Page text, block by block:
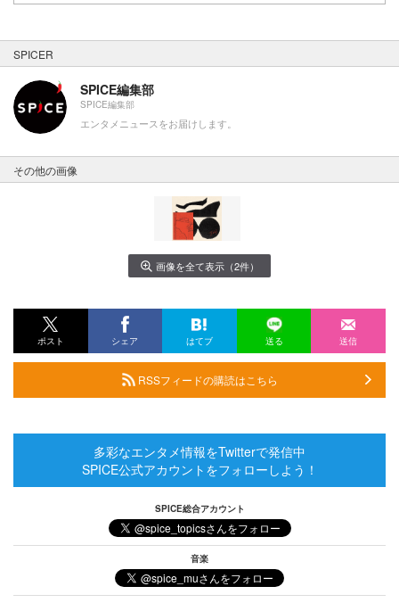
SPICER
SPICE編集部
SPICE編集部
エンタメニュースをお届けします。
その他の画像
画像を全て表示（2件）
ポスト シェア はてブ 送る 送信
RSSフィードの購読はこちら
多彩なエンタメ情報をTwitterで発信中
SPICE公式アカウントをフォローしよう！
SPICE総合アカウント
音楽